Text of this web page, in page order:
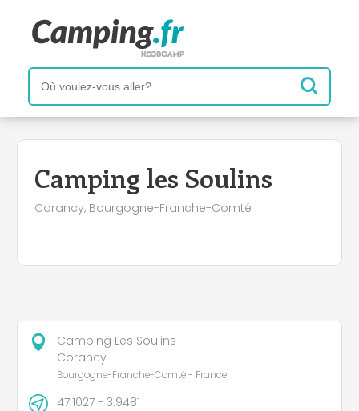
Camping les Soulins
Corancy, Bourgogne-Franche-Comté
+
−
Camping Les Soulins
Corancy
Bourgogne-Franche-Comté - France
47.1027 - 3.9481